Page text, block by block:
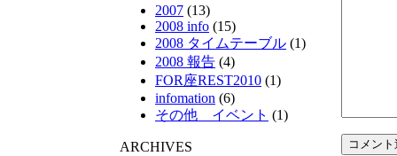
2007 (13)
2008 info (15)
2008 タイムテーブル (1)
2008 報告 (4)
FOR座REST2010 (1)
infomation (6)
その他 イベント (1)
ARCHIVES